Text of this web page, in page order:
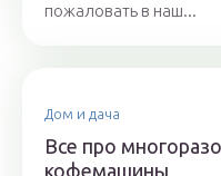
пожаловать в наш...
Дом и дача
Все про
кофемашины